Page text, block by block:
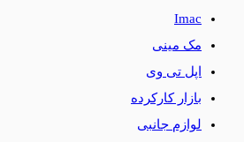
Imac
مک مینی
اپل تی وی
بازار کارکرده
لوازم جانبی